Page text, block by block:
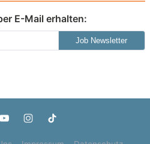
E-Mail erhalten:
Job Newsletter